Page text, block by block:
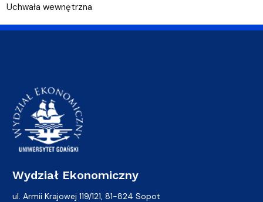
Uchwała wewnętrzna
Wydział Ekonomiczny
ul. Armii Krajowej 119/121, 81-824 Sopot